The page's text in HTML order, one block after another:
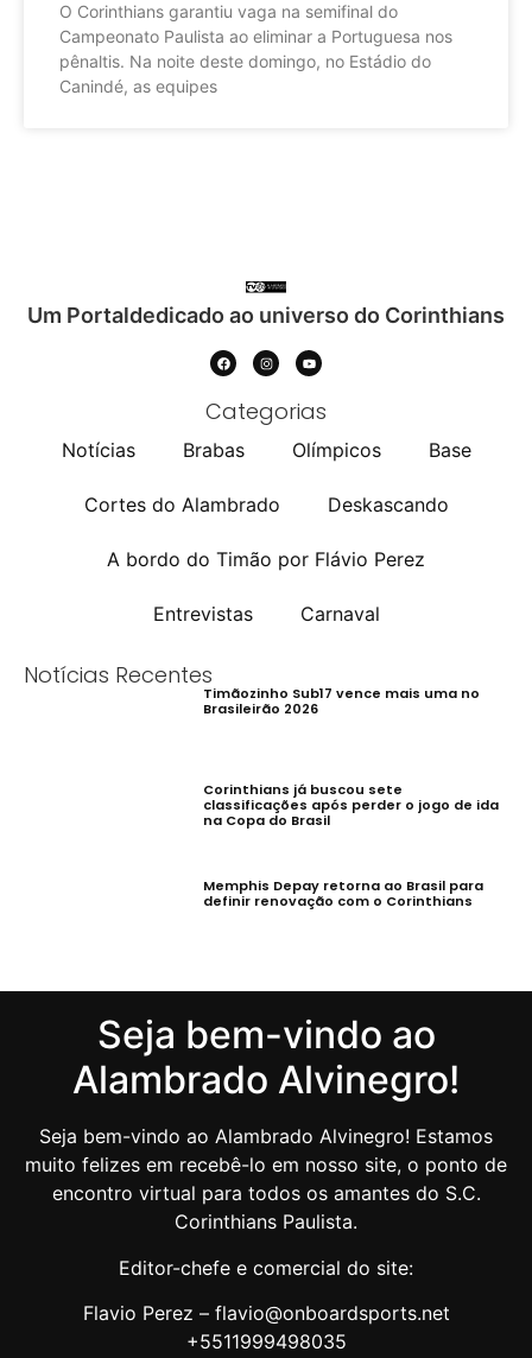
O Corinthians garantiu vaga na semifinal do
Campeonato Paulista ao eliminar a Portuguesa nos
pênaltis. Na noite deste domingo, no Estádio do
Canindé, as equipes
Um Portaldedicado ao universo do Corinthians
Categorias
Notícias Brabas Olímpicos Base
Cortes do Alambrado Deskascando
A bordo do Timão por Flávio Perez
Entrevistas Carnaval
Notícias Recentes
Timãozinho Sub17 vence mais uma no
Brasileirão 2026
Corinthians já buscou sete
classificações após perder o jogo de ida
na Copa do Brasil
Memphis Depay retorna ao Brasil para
definir renovação com o Corinthians
Seja bem-vindo ao
Alambrado Alvinegro!
Seja bem-vindo ao Alambrado Alvinegro! Estamos
muito felizes em recebê-lo em nosso site, o ponto de
encontro virtual para todos os amantes do S.C.
Corinthians Paulista.
Editor-chefe e comercial do site:
Flavio Perez – flavio@onboardsports.net
+5511999498035